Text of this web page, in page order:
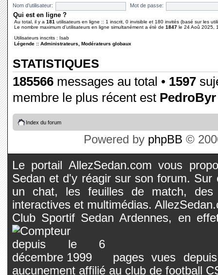
Nom d’utilisateur:
Mot de passe:
Qui est en ligne ?
Au total, il y a 181 utilisateurs en ligne :: 1 inscrit, 0 invisible et 180 invités (basé sur les
Le nombre maximum d’utilisateurs en ligne simultanément a été de 1847 le 24 Aoû 2025,
Utilisateurs inscrits : Isab
Légende :: Administrateurs Modérateurs globaux
STATISTIQUES
185566 messages au total • 1597
membre le plus récent est PedroByr
Index du forum
Powered by phpBB ©
Le portail AllezSedan.com vous
Sedan et d'y réagir sur son forum.
un chat, les feuilles de match, des
interactives et multimédias.
Club Sportif Sedan Ardennes, en
pages vues
aucunement affilié au club de football